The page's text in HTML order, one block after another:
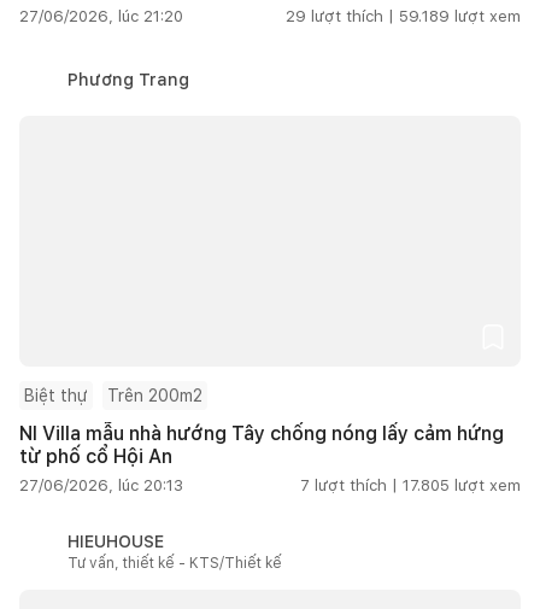
27/06/2026, lúc 21:20 29 lượt thích | 59.189 lượt xem
Phương Trang
Biệt thự Trên 200m2
NI Villa mẫu nhà hướng Tây chống nóng lấy cảm hứng
từ phố cổ Hội An
27/06/2026, lúc 20:13 7 lượt thích | 17.805 lượt xem
HIEUHOUSE
Tư vấn, thiết kế - KTS/Thiết kế